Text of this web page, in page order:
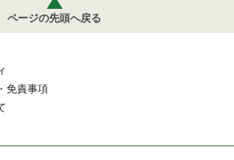
ページの先頭へ戻る
免責事項